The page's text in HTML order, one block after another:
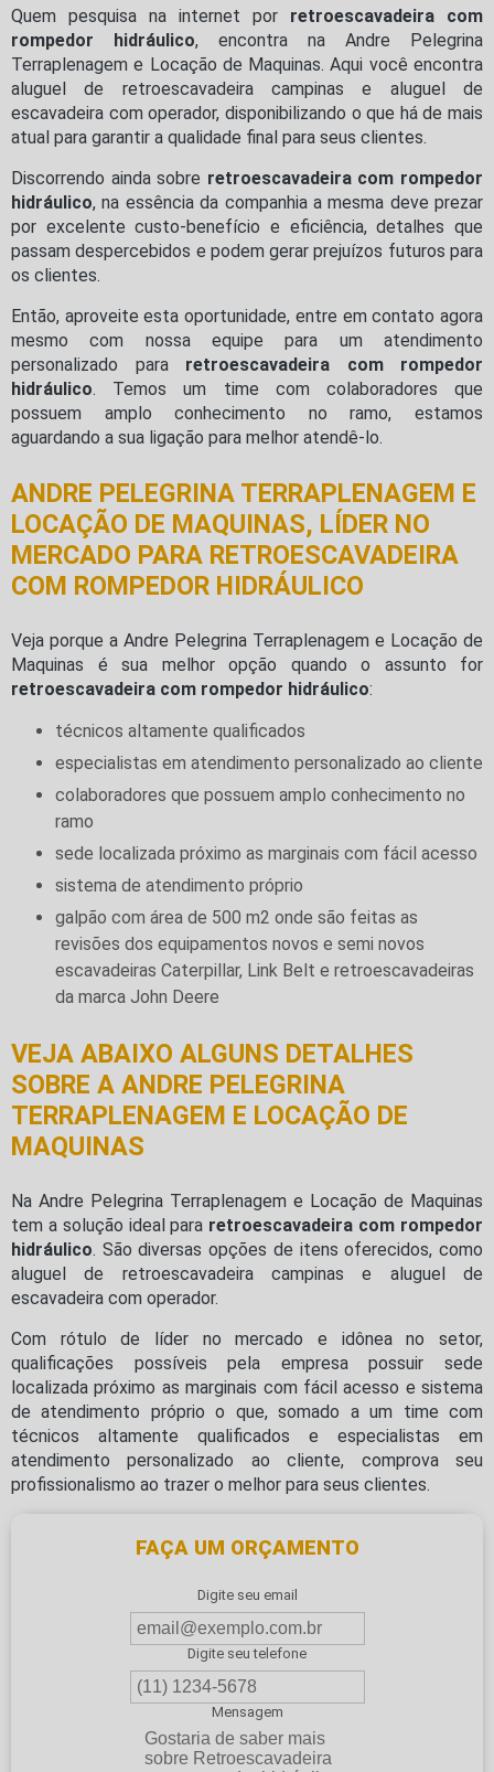
Quem pesquisa na internet por retroescavadeira com
rompedor hidráulico, encontra na Andre Pelegrina
Terraplenagem e Locação de Maquinas. Aqui você encontra
aluguel de retroescavadeira campinas e aluguel de
escavadeira com operador, disponibilizando o que há de mais
atual para garantir a qualidade final para seus clientes.
Discorrendo ainda sobre retroescavadeira com rompedor
hidráulico, na essência da companhia a mesma deve prezar
por excelente custo-benefício e eficiência, detalhes que
passam despercebidos e podem gerar prejuízos futuros para
os clientes.
Então, aproveite esta oportunidade, entre em contato agora
mesmo com nossa equipe para um atendimento
personalizado para retroescavadeira com rompedor
hidráulico. Temos um time com colaboradores que
possuem amplo conhecimento no ramo, estamos
aguardando a sua ligação para melhor atendê-lo.
ANDRE PELEGRINA TERRAPLENAGEM E
LOCAÇÃO DE MAQUINAS, LÍDER NO
MERCADO PARA RETROESCAVADEIRA
COM ROMPEDOR HIDRÁULICO
Veja porque a Andre Pelegrina Terraplenagem e Locação de
Maquinas é sua melhor opção quando o assunto for
retroescavadeira com rompedor hidráulico:
técnicos altamente qualificados
especialistas em atendimento personalizado ao cliente
colaboradores que possuem amplo conhecimento no
ramo
sede localizada próximo as marginais com fácil acesso
sistema de atendimento próprio
galpão com área de 500 m2 onde são feitas as
revisões dos equipamentos novos e semi novos
escavadeiras Caterpillar, Link Belt e retroescavadeiras
da marca John Deere
VEJA ABAIXO ALGUNS DETALHES
SOBRE A ANDRE PELEGRINA
TERRAPLENAGEM E LOCAÇÃO DE
MAQUINAS
Na Andre Pelegrina Terraplenagem e Locação de Maquinas
tem a solução ideal para retroescavadeira com rompedor
hidráulico. São diversas opções de itens oferecidos, como
aluguel de retroescavadeira campinas e aluguel de
escavadeira com operador.
Com rótulo de líder no mercado e idônea no setor,
qualificações possíveis pela empresa possuir sede
localizada próximo as marginais com fácil acesso e sistema
de atendimento próprio o que, somado a um time com
técnicos altamente qualificados e especialistas em
atendimento personalizado ao cliente, comprova seu
profissionalismo ao trazer o melhor para seus clientes.
FAÇA UM ORÇAMENTO
Digite seu email
Digite seu telefone
Mensagem